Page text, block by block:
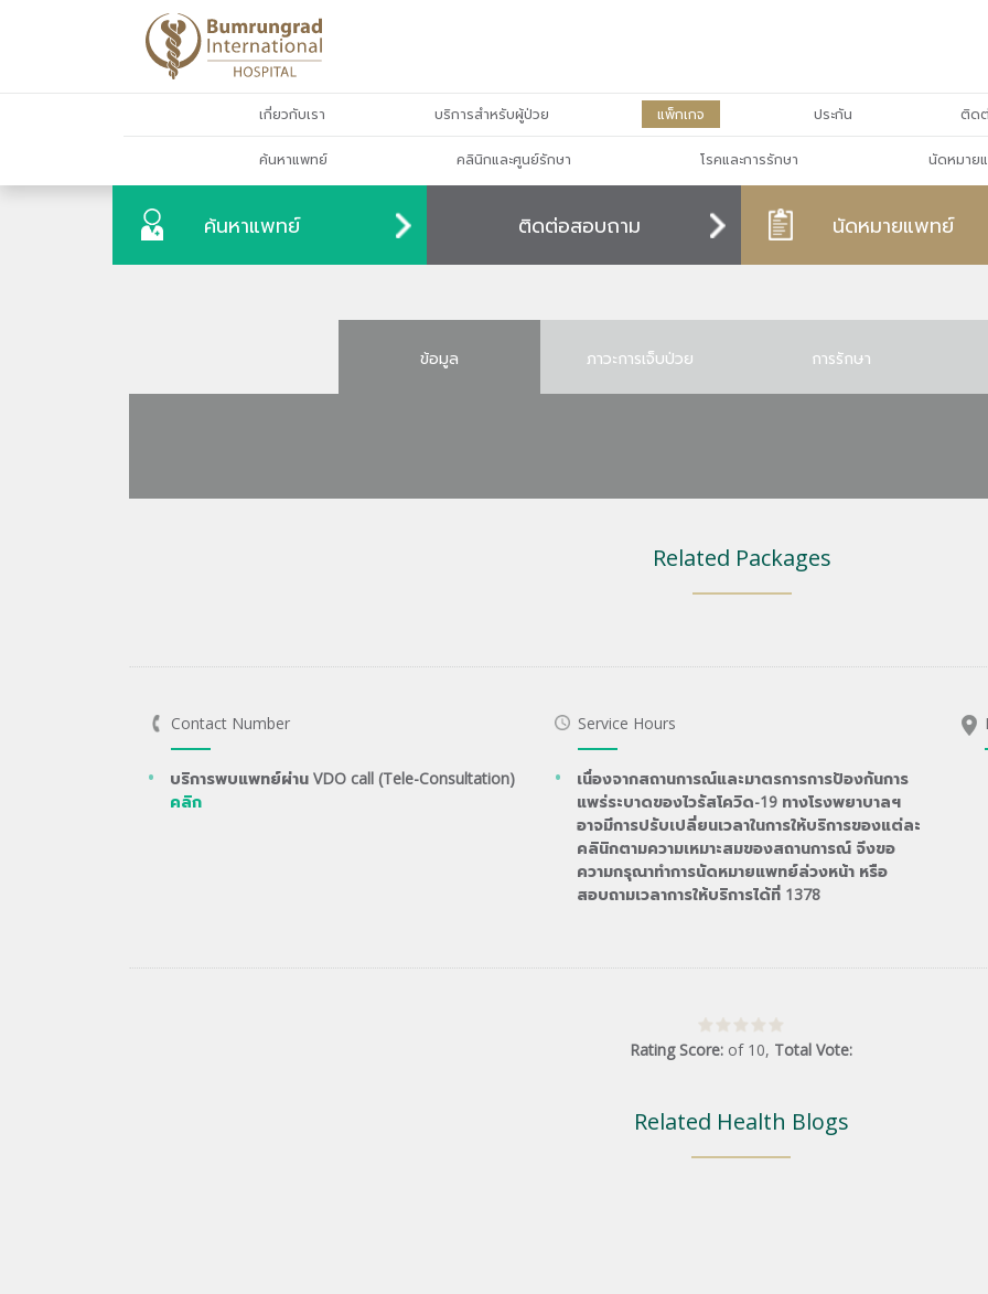
เกี่ยวกับเรา บริการสำหรับผู้ป่วย แพ็กเกจ ประกัน ติดต่
ค้นหาแพทย์ คลินิกและศูนย์รักษา โรคและการรักษา นัดหมาย
ค้นหาแพทย์ ติดต่อสอบถาม นัดหมายแพทย์
ข้อมูล ภาวะการเจ็บป่วย การรักษา
Related Packages
Contact Number
บริการพบแพทย์ผ่าน VDO call (Tele-Consultation)
คลิก
Service Hours
เนื่องจากสถานการณ์และมาตรการการป้องกันการ
แพร่ระบาดของไวรัสโควิด-19 ทางโรงพยาบาลฯ
อาจมีการปรับเปลี่ยนเวลาในการให้บริการของแต่ละ
คลินิกตามความเหมาะสมของสถานการณ์ จึงขอ
ความกรุณาทำการนัดหมายแพทย์ล่วงหน้า หรือ
สอบถามเวลาการให้บริการได้ที่ 1378
Rating Score: of 10, Total Vote:
Related Health Blogs